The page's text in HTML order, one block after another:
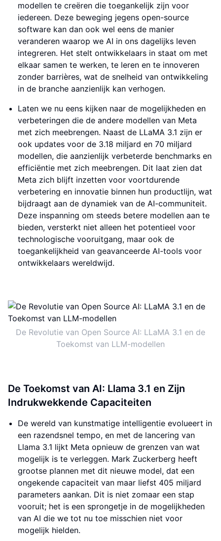
modellen te creëren die toegankelijk zijn voor
iedereen. Deze beweging jegens open-source
software kan dan ook wel eens de manier
veranderen waarop we AI in ons dagelijks leven
integreren. Het stelt ontwikkelaars in staat om met
elkaar samen te werken, te leren en te innoveren
zonder barrières, wat de snelheid van ontwikkeling
in de branche aanzienlijk kan verhogen.
Laten we nu eens kijken naar de mogelijkheden en
verbeteringen die de andere modellen van Meta
met zich meebrengen. Naast de LLaMA 3.1 zijn er
ook updates voor de 3.18 miljard en 70 miljard
modellen, die aanzienlijk verbeterde benchmarks en
efficiëntie met zich meebrengen. Dit laat zien dat
Meta zich blijft inzetten voor voortdurende
verbetering en innovatie binnen hun productlijn, wat
bijdraagt aan de dynamiek van de AI-communiteit.
Deze inspanning om steeds betere modellen aan te
bieden, versterkt niet alleen het potentieel voor
technologische vooruitgang, maar ook de
toegankelijkheid van geavanceerde AI-tools voor
ontwikkelaars wereldwijd.
De Revolutie van Open Source AI: LLaMA 3.1 en de
Toekomst van LLM-modellen
De Toekomst van AI: Llama 3.1 en Zijn
Indrukwekkende Capaciteiten
De wereld van kunstmatige intelligentie evolueert in
een razendsnel tempo, en met de lancering van
Llama 3.1 lijkt Meta opnieuw de grenzen van wat
mogelijk is te verleggen. Mark Zuckerberg heeft
grootse plannen met dit nieuwe model, dat een
ongekende capaciteit van maar liefst 405 miljard
parameters aankan. Dit is niet zomaar een stap
vooruit; het is een sprongetje in de mogelijkheden
van AI die we tot nu toe misschien niet voor
mogelijk hielden.